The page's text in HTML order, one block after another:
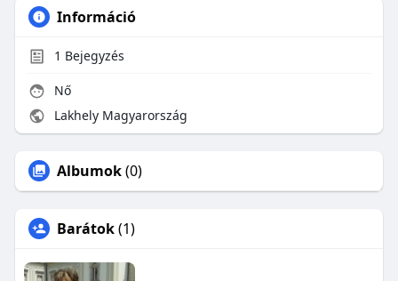
Információ
1 Bejegyzés
Nő
Lakhely Magyarország
Albumok(0)
Barátok(1)